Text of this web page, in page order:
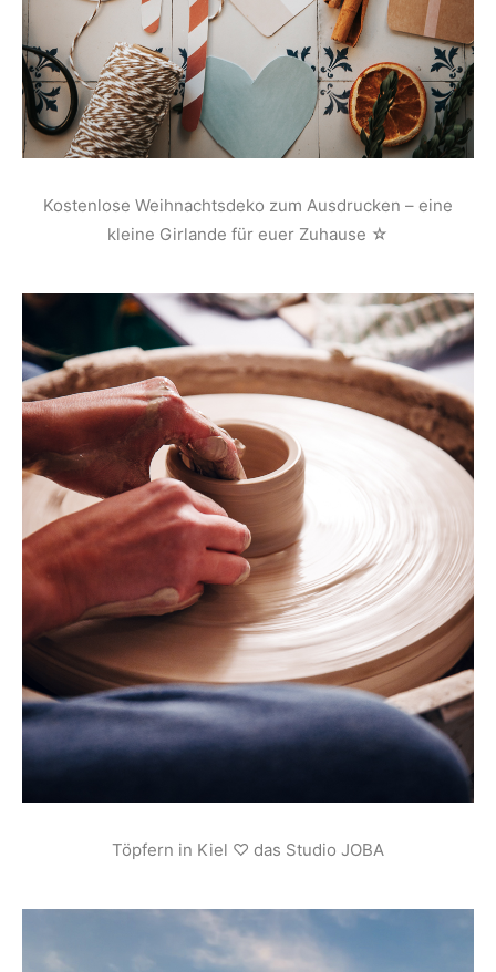
Kostenlose Weihnachtsdeko zum Ausdrucken – eine
kleine Girlande für euer Zuhause ☆
Töpfern in Kiel ♡ das Studio JOBA